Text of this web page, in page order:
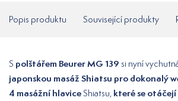
Popis produktu Související produkty
S polštářem Beurer MG 139 si nyní
japonskou masáž Shiatsu pro dokonalý
4 masážní hlaviceShiatsu, které se otáčejí